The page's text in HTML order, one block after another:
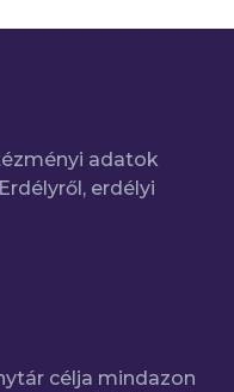
adatok
erdélyi
célja mindazon